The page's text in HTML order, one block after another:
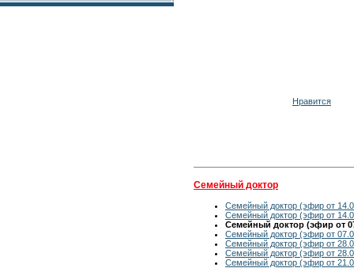
Нравится
Семейный доктор
Семейный доктор (эфир от
Семейный доктор (эфир от
Семейный доктор (эфир от
Семейный доктор (эфир от
Семейный доктор (эфир от
Семейный доктор (эфир от
Семейный доктор (эфир от